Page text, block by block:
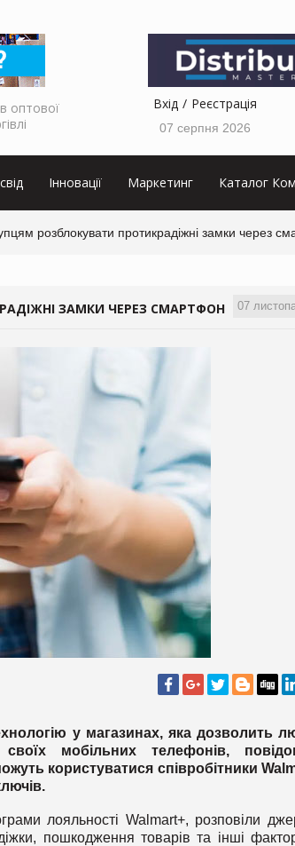
оптової
Вхід Реєстрація
07 серпня 2026
Інновації Маркетинг Каталог
розблокувати протикрадіжні замки через
07
ЗАМКИ ЧЕРЕЗ СМАРТФОН
у магазинах, яка дозволить
мобільних телефонів,
користуватися співробітники
лояльності Walmart+, розповіли
пошкодження товарів та інші